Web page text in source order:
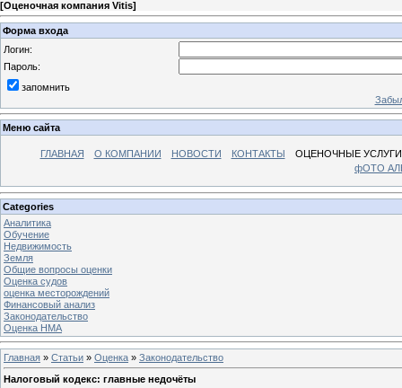
[Оценочная компания Vitis]
Форма входа
Логин:
Пароль:
запомнить
Меню сайта
ГЛАВНАЯ О КОМПАНИИ НОВОСТИ КОНТАКТЫ
ОЦЕНОЧНЫЕ УСЛУГИ
фОТО
Categories
Аналитика
Обучение
Недвижимость
Земля
Общие вопросы оценки
Оценка судов
оценка месторождений
Финансовый анализ
Законодательство
Оценка НМА
Главная » Статьи » Оценка » Законодательство
Налоговый кодекс: главные недочёты